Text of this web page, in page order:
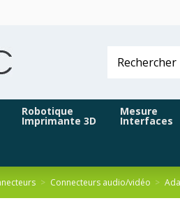
Robotique
Imprimante 3D
Mesure
Interfaces
Connecteurs audio/vidéo